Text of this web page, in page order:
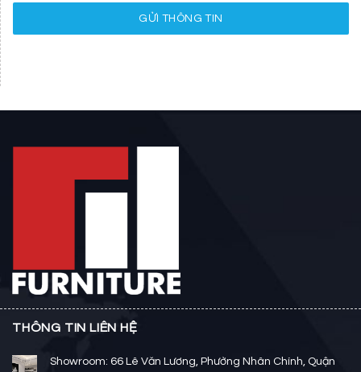
GỬI THÔNG TIN
THÔNG TIN LIÊN HỆ
Showroom: 66 Lê Văn Lương, Phường Nhân Chính, Quận